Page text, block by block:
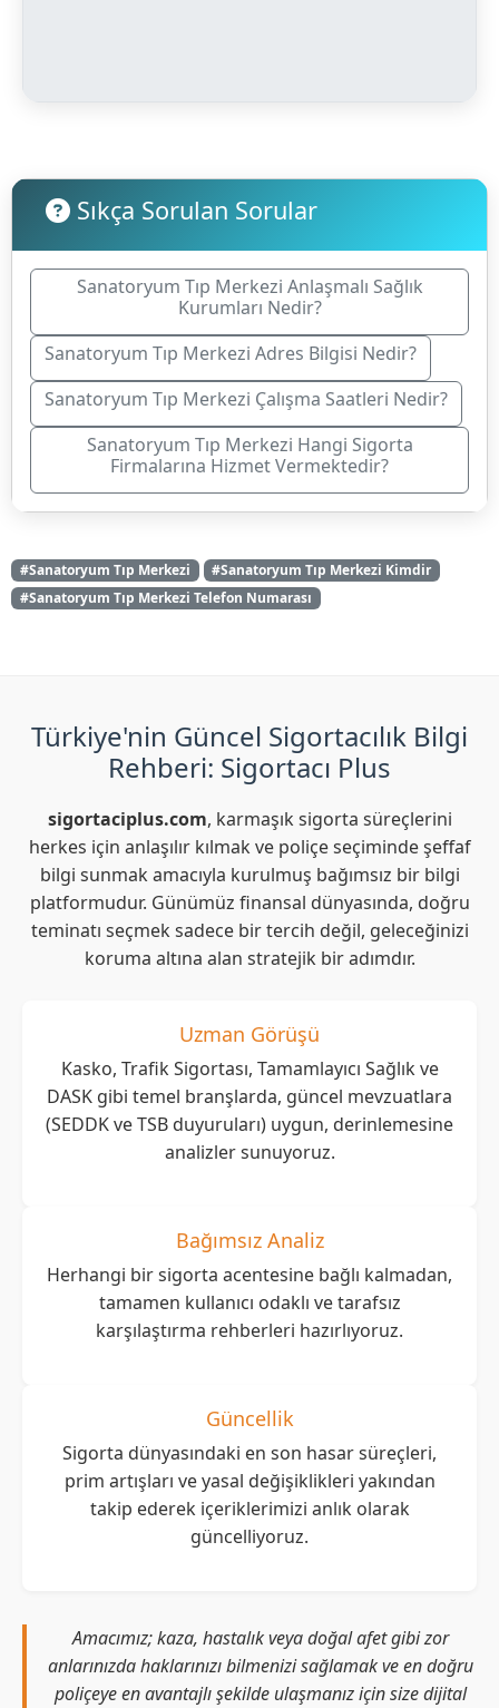
Sıkça Sorulan Sorular
Sanatoryum Tıp Merkezi Anlaşmalı Sağlık
Kurumları Nedir?
Sanatoryum Tıp Merkezi Adres Bilgisi Nedir?
Sanatoryum Tıp Merkezi Çalışma Saatleri Nedir?
Sanatoryum Tıp Merkezi Hangi Sigorta
Firmalarına Hizmet Vermektedir?
#Sanatoryum Tıp Merkezi
#Sanatoryum Tıp Merkezi Kimdir
#Sanatoryum Tıp Merkezi Telefon Numarası
Türkiye'nin Güncel Sigortacılık Bilgi
Rehberi: Sigortacı Plus
sigortaciplus.com, karmaşık sigorta süreçlerini
herkes için anlaşılır kılmak ve poliçe seçiminde şeffaf
bilgi sunmak amacıyla kurulmuş bağımsız bir bilgi
platformudur. Günümüz finansal dünyasında, doğru
teminatı seçmek sadece bir tercih değil, geleceğinizi
koruma altına alan stratejik bir adımdır.
Uzman Görüşü
Kasko, Trafik Sigortası, Tamamlayıcı Sağlık ve
DASK gibi temel branşlarda, güncel mevzuatlara
(SEDDK ve TSB duyuruları) uygun, derinlemesine
analizler sunuyoruz.
Bağımsız Analiz
Herhangi bir sigorta acentesine bağlı kalmadan,
tamamen kullanıcı odaklı ve tarafsız
karşılaştırma rehberleri hazırlıyoruz.
Güncellik
Sigorta dünyasındaki en son hasar süreçleri,
prim artışları ve yasal değişiklikleri yakından
takip ederek içeriklerimizi anlık olarak
güncelliyoruz.
Amacımız; kaza, hastalık veya doğal afet gibi zor
anlarınızda haklarınızı bilmenizi sağlamak ve en doğru
poliçeye en avantajlı şekilde ulaşmanız için size dijital